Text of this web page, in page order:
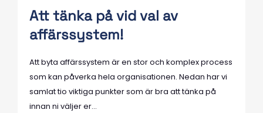
Att tänka på vid val av
affärssystem!
Att byta affärssystem är en stor och komplex process
som kan påverka hela organisationen. Nedan har vi
samlat tio viktiga punkter som är bra att tänka på
innan ni väljer er...